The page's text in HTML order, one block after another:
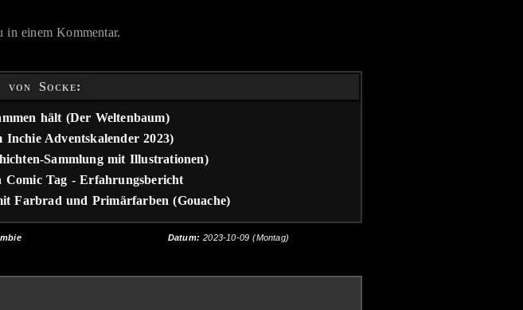
in einem Kommentar.
Socke:
hält (Der Weltenbaum)
Inchie Adventskalender 2023)
Sammlung mit Illustrationen)
Comic Tag - Erfahrungsbericht
Farbrad und Primärfarben (Gouache)
Datum:2023-10-09 (Montag)